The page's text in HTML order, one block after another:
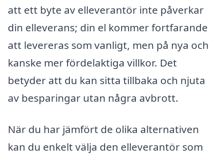
att ett byte av elleverantör inte påverkar
din elleverans; din el kommer fortfarande
att levereras som vanligt, men på nya och
kanske mer fördelaktiga villkor. Det
betyder att du kan sitta tillbaka och njuta
av besparingar utan några avbrott.
När du har jämfört de olika alternativen
kan du enkelt välja den elleverantör som